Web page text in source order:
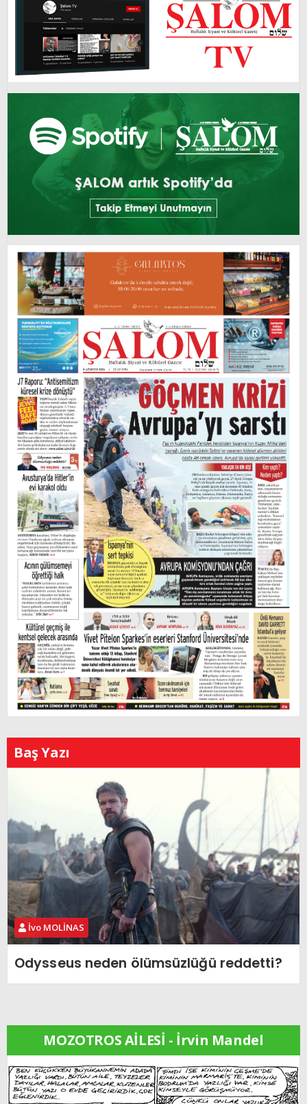
Baş Yazı
İvo MOLİNAS
Odysseus neden ölümsüzlüğü reddetti?
MOZOTROS AİLESİ - İrvin Mandel